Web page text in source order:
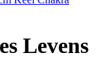
Levens